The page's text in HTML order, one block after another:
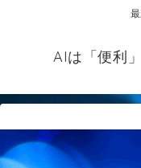
AIは「便利